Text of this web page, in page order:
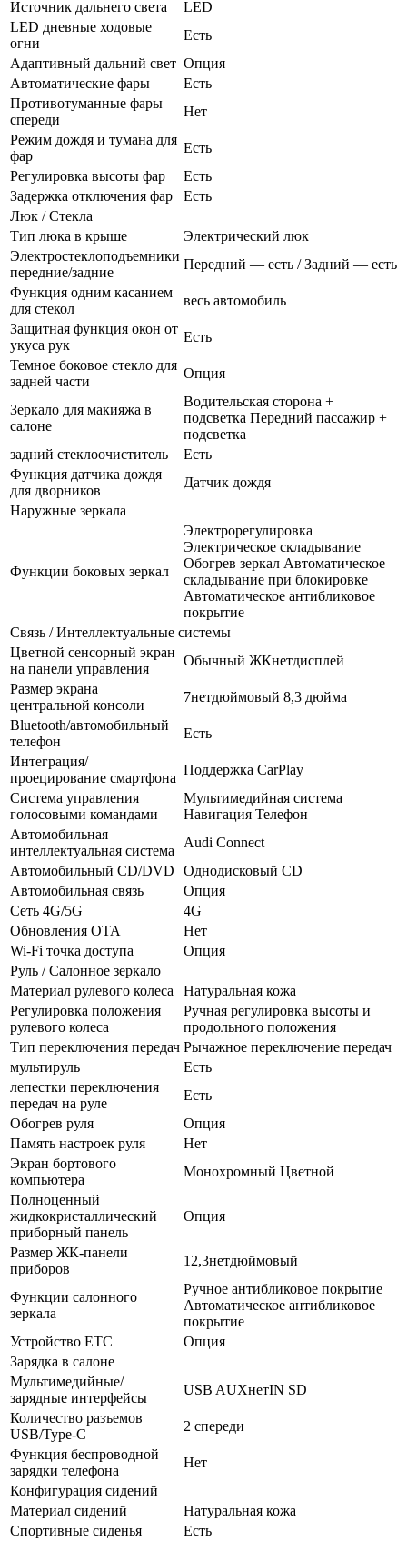
Источник дальнего света
LED
LED дневные ходовые
огни
Есть
Адаптивный дальний свет Опция
Автоматические фары
Есть
Противотуманные фары
спереди
Нет
Режим дождя и тумана для
фар
Есть
Регулировка высоты фар
Есть
Задержка отключения фар
Есть
Люк / Стекла
Тип люка в крыше
Электрический люк
Электростеклоподъемники
передние/задние
Передний — есть / Задний — есть
Функция одним касанием
для стекол
весь автомобиль
Защитная функция окон от
укуса рук
Есть
Темное боковое стекло для
задней части
Опция
Зеркало для макияжа в
салоне
Водительская сторона +
подсветка Передний пассажир +
подсветка
задний стеклоочиститель
Есть
Функция датчика дождя
для дворников
Датчик дождя
Наружные зеркала
Функции боковых зеркал
Электрорегулировка
Электрическое складывание
Обогрев зеркал Автоматическое
складывание при блокировке
Автоматическое антибликовое
покрытие
Связь / Интеллектуальные системы
Цветной сенсорный экран
на панели управления
Обычный ЖКнетдисплей
Размер экрана
центральной консоли
7нетдюймовый 8,3 дюйма
Bluetooth/автомобильный
телефон
Есть
Интеграция/
проецирование смартфона
Поддержка CarPlay
Система управления
голосовыми командами
Мультимедийная система
Навигация Телефон
Автомобильная
интеллектуальная система
Audi Connect
Автомобильный CD/DVD
Однодисковый CD
Автомобильная связь
Опция
Сеть 4G/5G
4G
Обновления OTA
Нет
Wi-Fi точка доступа
Опция
Руль / Салонное зеркало
Материал рулевого колеса
Натуральная кожа
Регулировка положения
рулевого колеса
Ручная регулировка высоты и
продольного положения
Тип переключения передач Рычажное переключение передач
мультируль
Есть
лепестки переключения
передач на руле
Есть
Обогрев руля
Опция
Память настроек руля
Нет
Экран бортового
компьютера
Монохромный Цветной
Полноценный
жидкокристаллический
приборный панель
Опция
Размер ЖК-панели
приборов
12,3нетдюймовый
Функции салонного
зеркала
Ручное антибликовое покрытие
Автоматическое антибликовое
покрытие
Устройство ETC
Опция
Зарядка в салоне
Мультимедийные/
зарядные интерфейсы
USB AUXнетIN SD
Количество разъемов
USB/Type-C
2 спереди
Функция беспроводной
зарядки телефона
Нет
Конфигурация сидений
Материал сидений
Натуральная кожа
Спортивные сиденья
Есть